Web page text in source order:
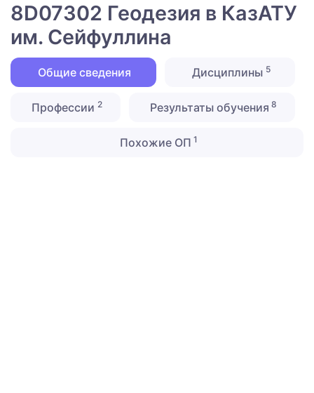
8D07302 Геодезия в КазАТУ
им. Сейфуллина
Общие сведения Дисциплины 5
Профессии 2 Результаты обучения 8
Похожие ОП 1